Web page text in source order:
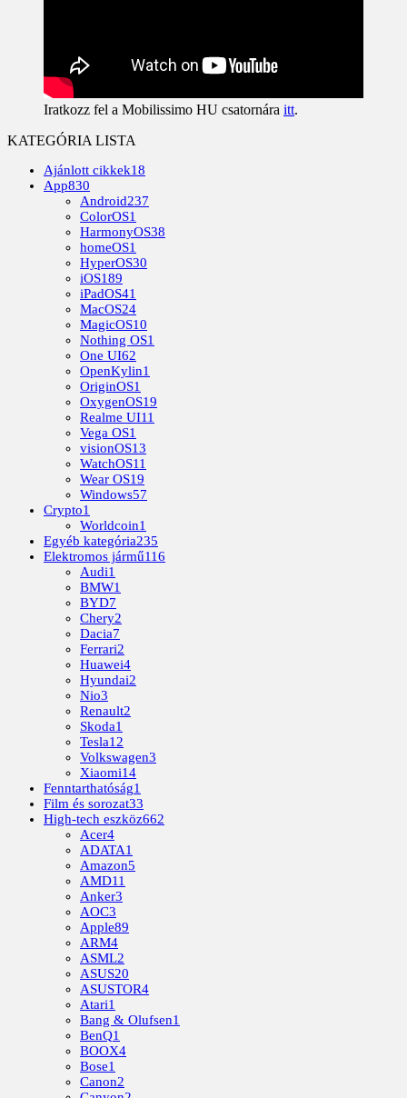
Iratkozz fel a Mobilissimo HU csatornára itt.
KATEGÓRIA LISTA
Ajánlott cikkek18
App830
Android237
ColorOS1
HarmonyOS38
homeOS1
HyperOS30
iOS189
iPadOS41
MacOS24
MagicOS10
Nothing OS1
One UI62
OpenKylin1
OriginOS1
OxygenOS19
Realme UI11
Vega OS1
visionOS13
WatchOS11
Wear OS19
Windows57
Crypto1
Worldcoin1
Egyéb kategória235
Elektromos jármű116
Audi1
BMW1
BYD7
Chery2
Dacia7
Ferrari2
Huawei4
Hyundai2
Nio3
Renault2
Skoda1
Tesla12
Volkswagen3
Xiaomi14
Fenntarthatóság1
Film és sorozat33
High-tech eszköz662
Acer4
ADATA1
Amazon5
AMD11
Anker3
AOC3
Apple89
ARM4
ASML2
ASUS20
ASUSTOR4
Atari1
Bang & Olufsen1
BenQ1
BOOX4
Bose1
Canon2